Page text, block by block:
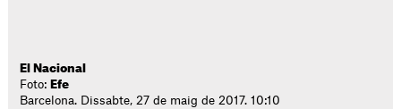
El Nacional
Foto: Efe
Barcelona. Dissabte, 27 de maig de 2017. 10:10